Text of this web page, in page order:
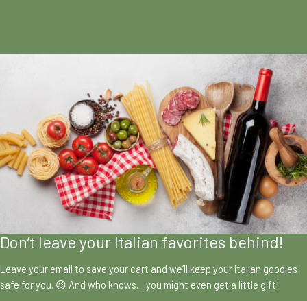
Don’t leave your Italian favorites behind!
Leave your email to save your cart and we’ll keep your Italian goodies
safe for you. 😉 And who knows… you might even get a little gift!